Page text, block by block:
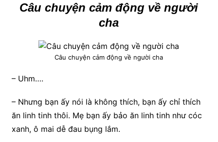
Câu chuyện cảm động về người
cha
Câu chuyện cảm động về người cha
– Uhm….
– Nhưng bạn ấy nói là không thích, bạn ấy chỉ thích
ăn linh tinh thôi. Mẹ bạn ấy bảo ăn linh tinh như cóc
xanh, ô mai dễ đau bụng lắm.